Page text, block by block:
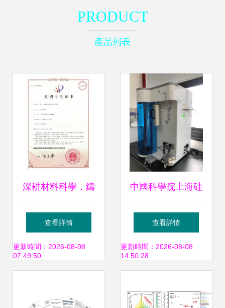
PRODUCT
產品列表
深耕材料科學，鑄
造未來工藝——曲
阜市鑄造材料廠誠
查看詳情
更新時間：2026-08-08
07:49:50
中國科學院上海硅
酸鹽研究所-材料原
子光譜課題組 光譜
查看詳情
更新時間：2026-08-08
14:50:28